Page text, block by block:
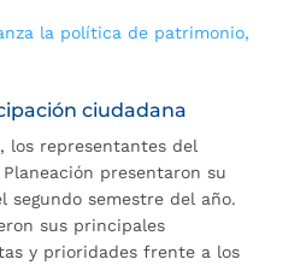
la política de patrimonio,
ciudadana
los representantes del
presentaron su
segundo semestre del año.
sus principales
y prioridades frente a los